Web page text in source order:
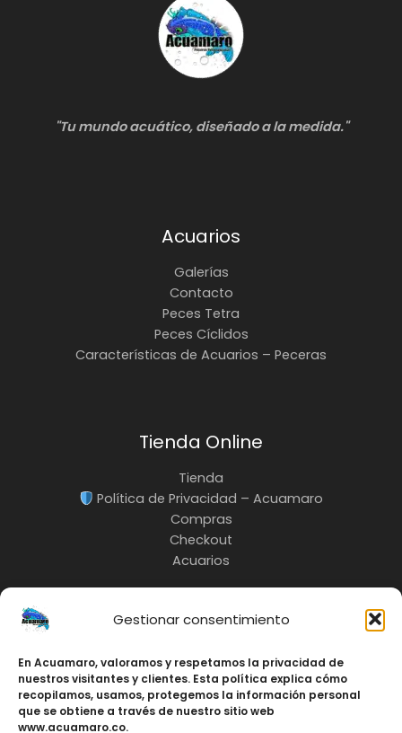
Gestionar consentimiento
En Acuamaro, valoramos y respetamos la privacidad de
nuestros visitantes y clientes. Esta política explica cómo
recopilamos, usamos, protegemos la información personal
que se obtiene a través de nuestro sitio web
www.acuamaro.co.
"Tu mundo acuático, diseñado a la medida."
Acuarios
Galerías
Contacto
Peces Tetra
Peces Cíclidos
Características de Acuarios – Peceras
Tienda Online
Tienda
Política de Privacidad – Acuamaro
Compras
Checkout
Acuarios
INFO:
3217685535
Cali-Colombia